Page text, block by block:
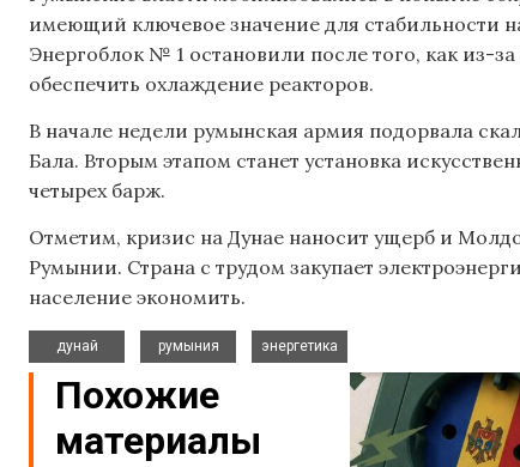
имеющий ключевое значение для стабильности
Энергоблок № 1 остановили после того, как из-
обеспечить охлаждение реакторов.
В начале недели румынская армия подорвала
Бала. Вторым этапом станет установка
четырех барж.
Отметим, кризис на Дунае наносит ущерб и
Румынии. Страна с трудом закупает
население экономить.
дунай
румыния
энергетика
Похожие
материалы